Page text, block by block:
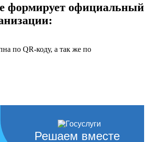
формирует официальный
по QR-коду, а так же по
Решаем вместе